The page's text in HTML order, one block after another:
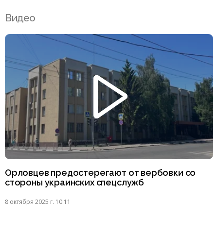
Видео
Орловцев предостерегают от вербовки со
стороны украинских спецслужб
8 октября 2025 г. 10:11